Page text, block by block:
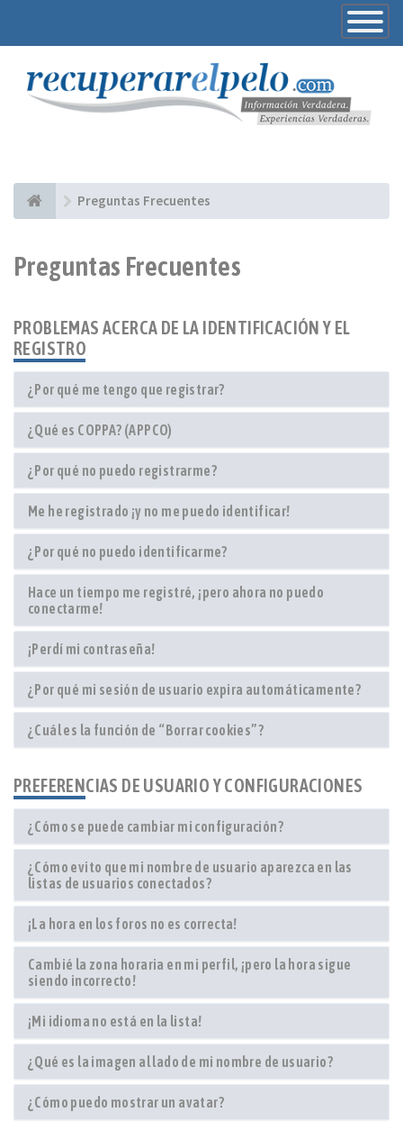
Toggle
Preguntas Frecuentes
Preguntas Frecuentes
PROBLEMAS ACERCA DE LA IDENTIFICACIÓN Y EL
REGISTRO
¿Por qué me tengo que registrar?
¿Qué es COPPA? (APPCO)
¿Por qué no puedo registrarme?
Me he registrado ¡y no me puedo identificar!
¿Por qué no puedo identificarme?
Hace un tiempo me registré, ¡pero ahora no puedo
conectarme!
¡Perdí mi contraseña!
¿Por qué mi sesión de usuario expira automáticamente?
¿Cuál es la función de “Borrar cookies”?
PREFERENCIAS DE USUARIO Y CONFIGURACIONES
¿Cómo se puede cambiar mi configuración?
¿Cómo evito que mi nombre de usuario aparezca en las
listas de usuarios conectados?
¡La hora en los foros no es correcta!
Cambié la zona horaria en mi perfil, ¡pero la hora sigue
siendo incorrecto!
¡Mi idioma no está en la lista!
¿Qué es la imagen al lado de mi nombre de usuario?
¿Cómo puedo mostrar un avatar?